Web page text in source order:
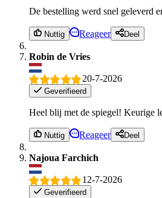
De bestelling werd snel geleverd
Nuttig Reageer Deel
Robin de Vries
20-7-2026
Geverifieerd
Heel blij met de spiegel! Keurige
Nuttig Reageer Deel
Najoua Farchich
12-7-2026
Geverifieerd